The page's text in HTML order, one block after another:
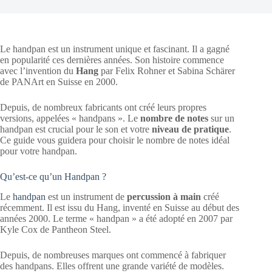
Le handpan est un instrument unique et fascinant. Il a gagné
en popularité ces dernières années. Son histoire commence
avec l’invention du Hang par Felix Rohner et Sabina Schärer
de PANArt en Suisse en 2000.
Depuis, de nombreux fabricants ont créé leurs propres
versions, appelées « handpans ». Le nombre de notes sur un
handpan est crucial pour le son et votre niveau de pratique.
Ce guide vous guidera pour choisir le nombre de notes idéal
pour votre handpan.
Qu’est-ce qu’un Handpan ?
Le handpan est un instrument de percussion à main créé
récemment. Il est issu du Hang, inventé en Suisse au début des
années 2000. Le terme « handpan » a été adopté en 2007 par
Kyle Cox de Pantheon Steel.
Depuis, de nombreuses marques ont commencé à fabriquer
des handpans. Elles offrent une grande variété de modèles.